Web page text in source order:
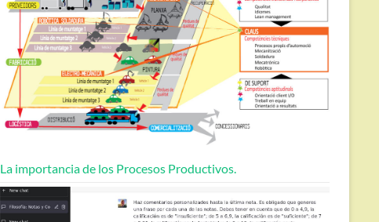
La importancia de los Procesos Productivos.